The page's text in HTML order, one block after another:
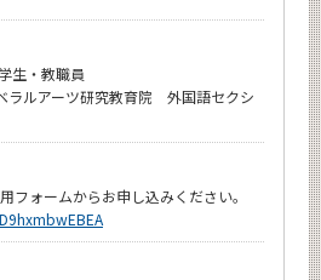
生・教職員
ルアーツ研究教育院 外国語セクシ
フォームからお申し込みください。